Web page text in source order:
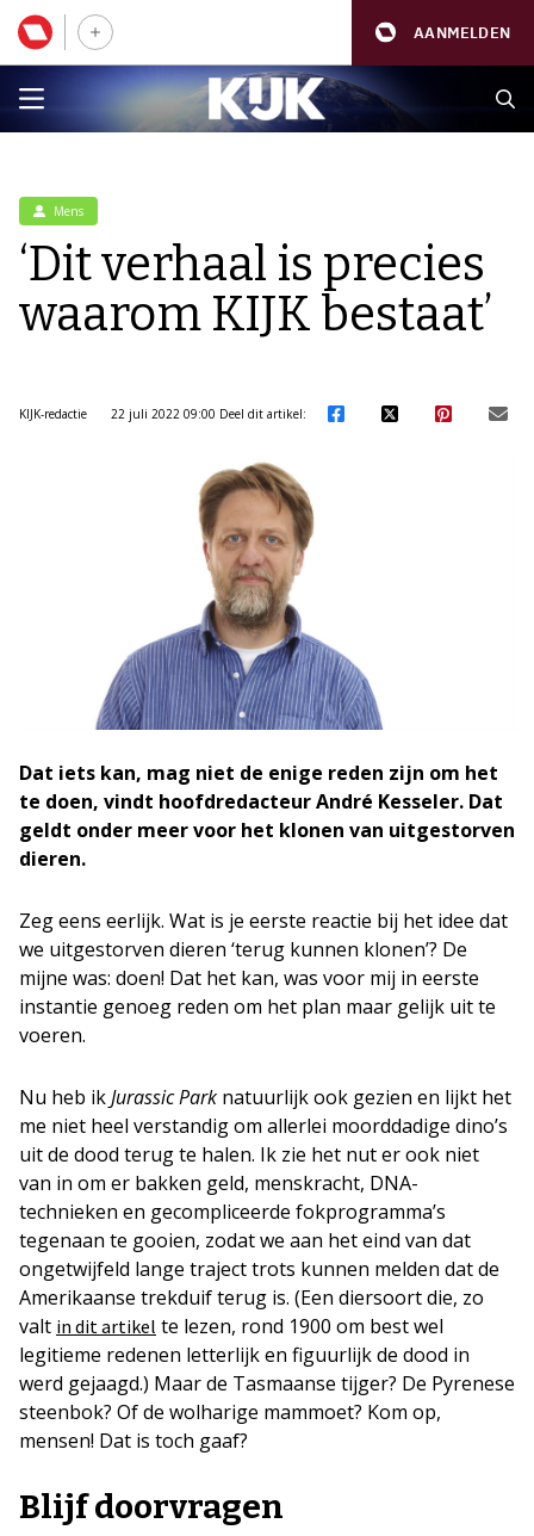
AANMELDEN
Mens
‘Dit verhaal is precies
waarom KIJK bestaat’
KIJK-redactie 22 juli 2022 09:00 Deel dit artikel:
Dat iets kan, mag niet de enige reden zijn om het
te doen, vindt hoofdredacteur André Kesseler. Dat
geldt onder meer voor het klonen van uitgestorven
dieren.
Zeg eens eerlijk. Wat is je eerste reactie bij het idee dat
we uitgestorven dieren ‘terug kunnen klonen’? De
mijne was: doen! Dat het kan, was voor mij in eerste
instantie genoeg reden om het plan maar gelijk uit te
voeren.
Nu heb ikJurassic Park natuurlijk ook gezien en lijkt het
me niet heel verstandig om allerlei moorddadige dino’s
uit de dood terug te halen. Ik zie het nut er ook niet
van in om er bakken geld, menskracht, DNA-
technieken en gecompliceerde fokprogramma’s
tegenaan te gooien, zodat we aan het eind van dat
ongetwijfeld lange traject trots kunnen melden dat de
Amerikaanse trekduif terug is. (Een diersoort die, zo
valt in dit artikel te lezen, rond 1900 om best wel
legitieme redenen letterlijk en figuurlijk de dood in
werd gejaagd.) Maar de Tasmaanse tijger? De Pyrenese
steenbok? Of de wolharige mammoet? Kom op,
mensen! Dat is toch gaaf?
Blijf doorvragen